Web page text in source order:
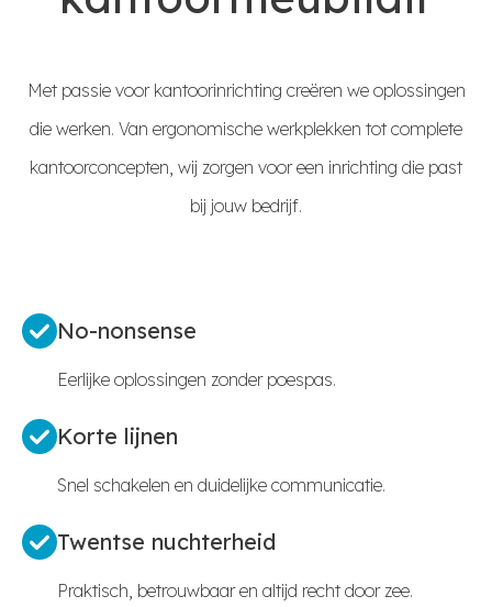
Met passie voor kantoorinrichting creëren we oplossingen
die werken. Van ergonomische werkplekken tot complete
kantoorconcepten, wij zorgen voor een inrichting die past
bij jouw bedrijf.
No-nonsense
Eerlijke oplossingen zonder poespas.
Korte lijnen
Snel schakelen en duidelijke communicatie.
Twentse nuchterheid
Praktisch, betrouwbaar en altijd recht door zee.